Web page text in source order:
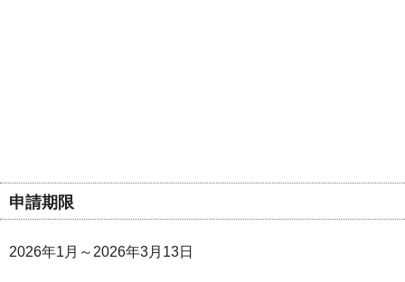
申請期限
2026年1月～2026年3月13日